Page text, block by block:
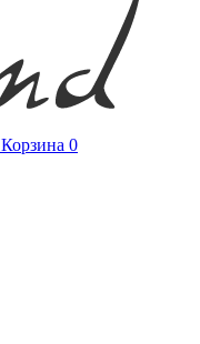
Корзина 0